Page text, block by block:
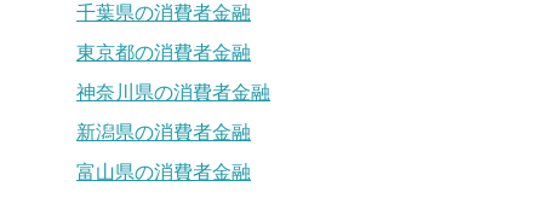
千葉県の消費者金融
東京都の消費者金融
神奈川県の消費者金融
新潟県の消費者金融
富山県の消費者金融